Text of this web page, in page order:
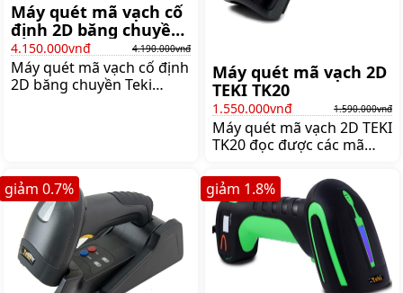
Máy quét mã vạch cố
định 2D băng chuyền
Teki TF430
4.150.000vnđ 4.190.000vnđ
Máy quét mã vạch cố định
2D băng chuyền Teki
Giá:4.190.000 đ
Máy quét mã vạch 2D
TEKI TK20
1.550.000vnđ 1.590.000vnđ
Máy quét mã vạch 2D TEKI
TK20 đọc được các mã
năng chống va đập,
chống nước, mang tới tốc
độ quét nhanh chóng,
Giá:1.590.000 đ
giảm 0.7% giảm 1.8%